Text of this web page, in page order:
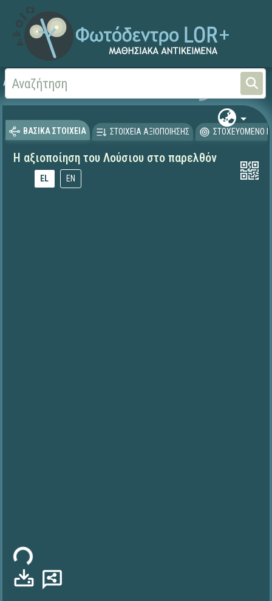
Αρχική
ΒΑΣΙΚΑ ΣΤΟΙΧΕΙΑ ΣΤΟΙΧΕΙΑ ΑΞΙΟΠΟΙΗΣΗΣ ΣΤΟΧΕΥΟΜΕΝΟ
Η αξιοποίηση του Λούσιου στο παρελθόν
EL EN